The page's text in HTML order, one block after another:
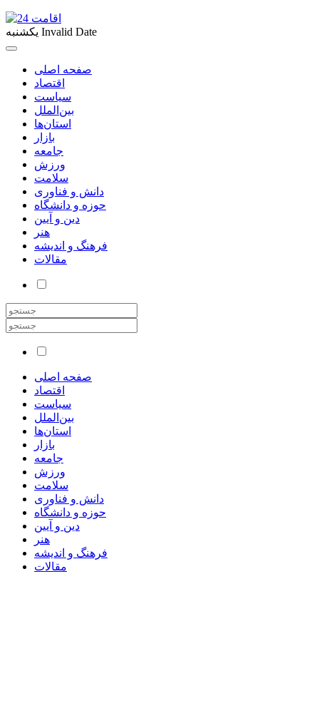
یکشنبه Invalid Date
صفحه اصلی
اقتصاد
سیاست
بین‌الملل
استان‌ها
بازار
جامعه
ورزش
سلامت
دانش و فناوری
حوزه و دانشگاه
دین و آیین
هنر
فرهنگ و اندیشه
مقالات
صفحه اصلی
اقتصاد
سیاست
بین‌الملل
استان‌ها
بازار
جامعه
ورزش
سلامت
دانش و فناوری
حوزه و دانشگاه
دین و آیین
هنر
فرهنگ و اندیشه
مقالات